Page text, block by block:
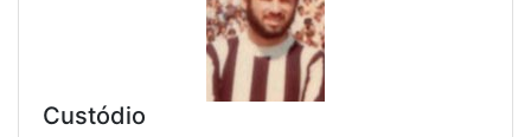
Custódio